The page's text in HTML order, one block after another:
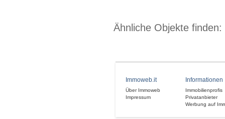
Ähnliche Objekte finden:
Immoweb.it
Über Immoweb
Impressum
Informationen
Immobilienprofis
Privatanbieter
Werbung auf